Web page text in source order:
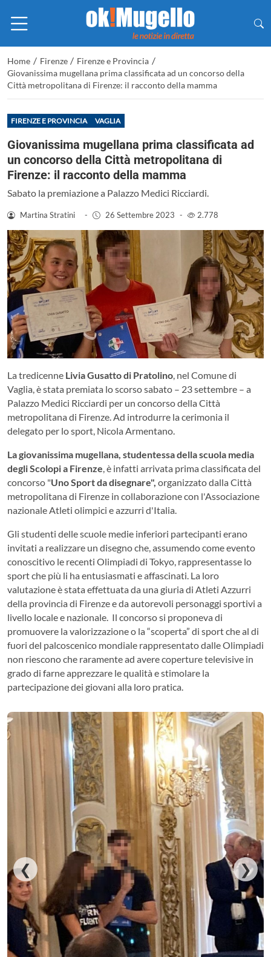
Home / Firenze / Firenze e Provincia /
Giovanissima mugellana prima classificata ad un concorso della
Città metropolitana di Firenze: il racconto della mamma
FIRENZE E PROVINCIA VAGLIA
Giovanissima mugellana prima classificata ad
un concorso della Città metropolitana di
Firenze: il racconto della mamma
Sabato la premiazione a Palazzo Medici Ricciardi.
Martina Stratini - 26 Settembre 2023 - 2.778
La tredicenne Livia Gusatto di Pratolino, nel Comune di
Vaglia, è stata premiata lo scorso sabato – 23 settembre – a
Palazzo Medici Ricciardi per un concorso della Città
metropolitana di Firenze. Ad introdurre la cerimonia il
delegato per lo sport, Nicola Armentano.
La giovanissima mugellana, studentessa della scuola media
degli Scolopi a Firenze, è infatti arrivata prima classificata del
concorso "Uno Sport da disegnare", organizzato dalla Città
metropolitana di Firenze in collaborazione con l'Associazione
nazionale Atleti olimpici e azzurri d'Italia.
Gli studenti delle scuole medie inferiori partecipanti erano
invitati a realizzare un disegno che, assumendo come evento
conoscitivo le recenti Olimpiadi di Tokyo, rappresentasse lo
sport che più li ha entusiasmati e affascinati. La loro
valutazione è stata effettuata da una giuria di Atleti Azzurri
della provincia di Firenze e da autorevoli personaggi sportivi a
livello locale e nazionale. Il concorso si proponeva di
promuovere la valorizzazione o la “scoperta” di sport che al di
fuori del palcoscenico mondiale rappresentato dalle Olimpiadi
non riescono che raramente ad avere coperture televisive in
grado di farne apprezzare le qualità e stimolare la
partecipazione dei giovani alla loro pratica.
❮ ❯